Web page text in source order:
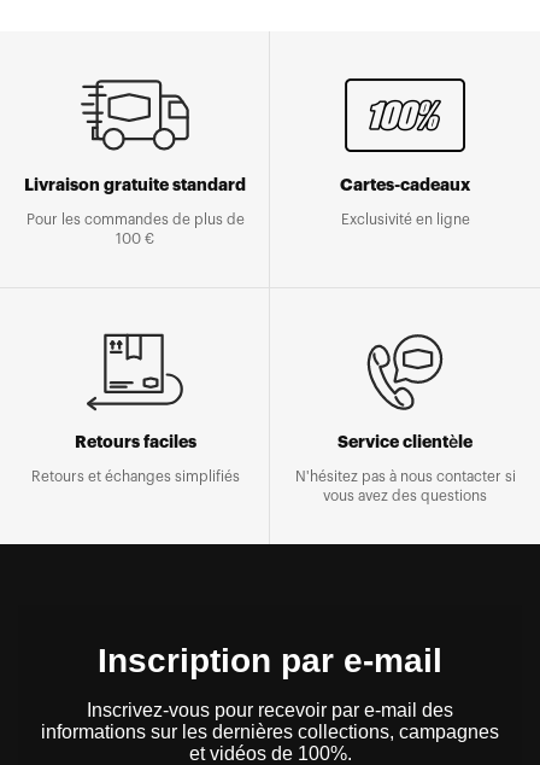
Livraison gratuite standard
Pour les commandes de plus de
100 €
Cartes-cadeaux
Exclusivité en ligne
Retours faciles
Retours et échanges simplifiés
Service clientèle
N'hésitez pas à nous contacter si
vous avez des questions
Inscription par e-mail
Inscrivez-vous pour recevoir par e-mail des
informations sur les dernières collections, campagnes
et vidéos de 100%.